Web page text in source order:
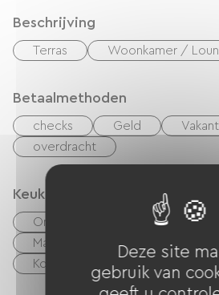
Beschrijving
Terras Woonkamer /
Betaalmethoden
checks Geld
overdracht
Keuken
Onafhankelijke keuken
Magnetron
Koelkast
Afwasmachine
Deze site
gebruik van